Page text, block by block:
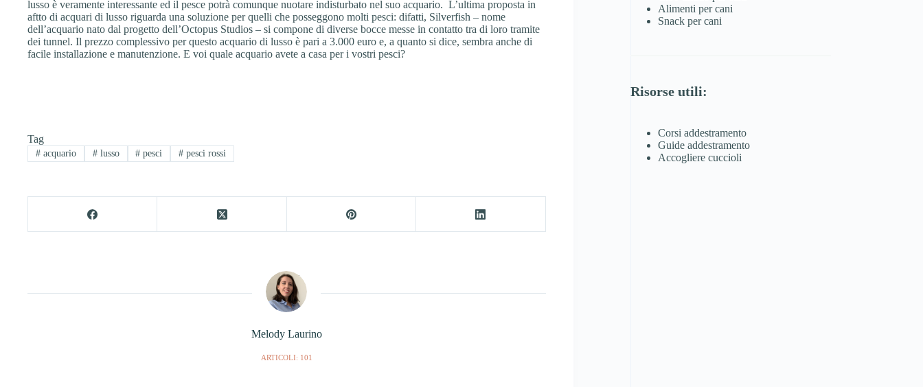
lusso è veramente interessante ed il pesce potrà comunque nuotare indisturbato nel suo acquario. L’ultima proposta in
aftto di acquari di lusso riguarda una soluzione per quelli che posseggono molti pesci: difatti, Silverfish – nome
dell’acquario nato dal progetto dell’Octopus Studios – si compone di diverse bocce messe in contatto tra di loro tramite
dei tunnel. Il prezzo complessivo per questo acquario di lusso è pari a 3.000 euro e, a quanto si dice, sembra anche di
facile installazione e manutenzione. E voi quale acquario avete a casa per i vostri pesci?
Tag
#acquario #lusso # pesci # pesci rossi
Melody Laurino
ARTICOLI: 101
Alimenti per cani
Snack per cani
Risorse utili:
Corsi addestramento
Guide addestramento
Accogliere cuccioli